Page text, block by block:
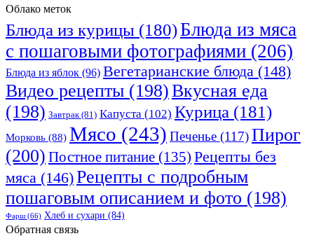
Облако меток
Блюда из курицы (180)Блюда из мяса
с пошаговыми фотографиями (206)
Блюда из яблок (96) Вегетарианские блюда (148)
Видео рецепты (198)Вкусная еда
(198) Завтрак(81) Капуста (102) Курица (181)
Морковь (88) Мясо (243) Печенье (117)Пирог
(200) Постное питание (135) Рецепты без
мяса (146)Рецепты с подробным
пошаговым описанием и фото (198)
Фарш(66) Хлеб и сухари (84)
Обратная связь